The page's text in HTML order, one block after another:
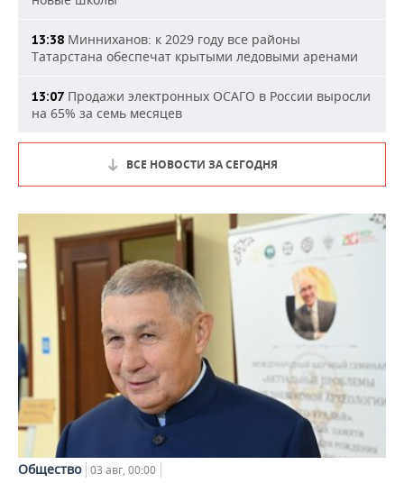
13:38 Минниханов: к 2029 году все районы
Татарстана обеспечат крытыми ледовыми аренами
13:07 Продажи электронных ОСАГО в России выросли
на 65% за семь месяцев
ВСЕ НОВОСТИ ЗА СЕГОДНЯ
Общество 03 авг, 00:00